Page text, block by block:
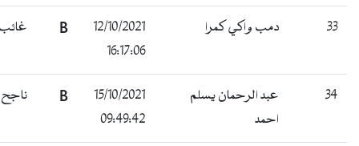
دمب واكي كمرا
12/10/2021
16:17:06
غائب
34
عبد الرحمان يسلم
احمد
15/10/2021
09:49:42
ناجح